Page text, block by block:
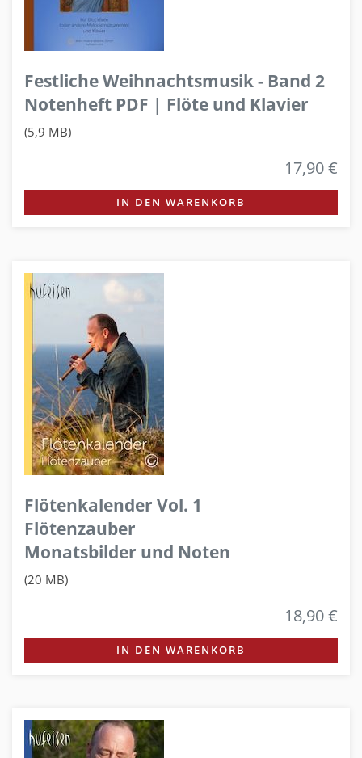
Festliche Weihnachtsmusik - Band 2
Notenheft PDF | Flöte und Klavier
(5,9 MB)
17,90 €
IN DEN WARENKORB
Flötenkalender Vol. 1
Flötenzauber
Monatsbilder und Noten
(20 MB)
18,90 €
IN DEN WARENKORB